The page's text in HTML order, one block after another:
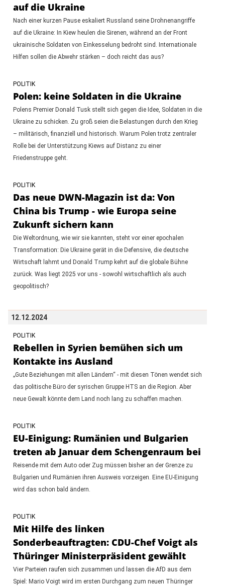
auf die Ukraine
Nach einer kurzen Pause eskaliert Russland seine Drohnenangriffe
auf die Ukraine: In Kiew heulen die Sirenen, während an der Front
ukrainische Soldaten von Einkesselung bedroht sind. Internationale
Hilfen sollen die Abwehr stärken – doch reicht das aus?
POLITIK
Polen: keine Soldaten in die Ukraine
Polens Premier Donald Tusk stellt sich gegen die Idee, Soldaten in die
Ukraine zu schicken. Zu groß seien die Belastungen durch den Krieg
– militärisch, finanziell und historisch. Warum Polen trotz zentraler
Rolle bei der Unterstützung Kiews auf Distanz zu einer
Friedenstruppe geht.
POLITIK
Das neue DWN-Magazin ist da: Von
China bis Trump - wie Europa seine
Zukunft sichern kann
Die Weltordnung, wie wir sie kannten, steht vor einer epochalen
Transformation: Die Ukraine gerät in die Defensive, die deutsche
Wirtschaft lahmt und Donald Trump kehrt auf die globale Bühne
zurück. Was liegt 2025 vor uns - sowohl wirtschaftlich als auch
geopolitisch?
12.12.2024
POLITIK
Rebellen in Syrien bemühen sich um
Kontakte ins Ausland
„Gute Beziehungen mit allen Ländern“ - mit diesen Tönen wendet sich
das politische Büro der syrischen Gruppe HTS an die Region. Aber
neue Gewalt könnte dem Land noch lang zu schaffen machen.
POLITIK
EU-Einigung: Rumänien und Bulgarien
treten ab Januar dem Schengenraum bei
Reisende mit dem Auto oder Zug müssen bisher an der Grenze zu
Bulgarien und Rumänien ihren Ausweis vorzeigen. Eine EU-Einigung
wird das schon bald ändern.
POLITIK
Mit Hilfe des linken
Sonderbeauftragten: CDU-Chef Voigt als
Thüringer Ministerpräsident gewählt
Vier Parteien raufen sich zusammen und lassen die AfD aus dem
Spiel: Mario Voigt wird im ersten Durchgang zum neuen Thüringer